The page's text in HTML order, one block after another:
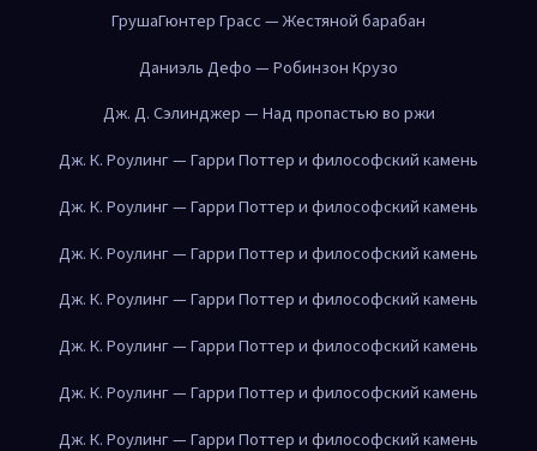
ГрушаГюнтер Грасс — Жестяной барабан
Даниэль Дефо — Робинзон Крузо
Дж. Д. Сэлинджер — Над пропастью во ржи
Дж. К. Роулинг — Гарри Поттер и философский камень
Дж. К. Роулинг — Гарри Поттер и философский камень
Дж. К. Роулинг — Гарри Поттер и философский камень
Дж. К. Роулинг — Гарри Поттер и философский камень
Дж. К. Роулинг — Гарри Поттер и философский камень
Дж. К. Роулинг — Гарри Поттер и философский камень
Дж. К. Роулинг — Гарри Поттер и философский камень